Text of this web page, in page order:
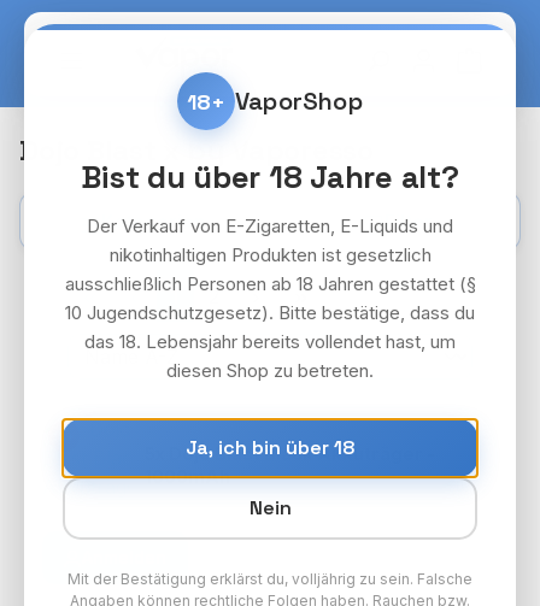
Zum Hauptinhalt springen
Dojo Blast x by Vaporesso
Kategorien Filter
Seite
1 Seite
2
5x Dojo Blast Black Akkuträger -
1000mAh
Preise nach Login
18+ VaporShop
Bist du über 18 Jahre alt?
Der Verkauf von E-Zigaretten, E-Liquids und
nikotinhaltigen Produkten ist gesetzlich
ausschließlich Personen ab 18 Jahren gestattet (§
10 Jugendschutzgesetz). Bitte bestätige, dass du
das 18. Lebensjahr bereits vollendet hast, um
diesen Shop zu betreten.
Ja, ich bin über 18
Nein
Mit der Bestätigung erklärst du, volljährig zu sein. Falsche
Angaben können rechtliche Folgen haben. Rauchen bzw.